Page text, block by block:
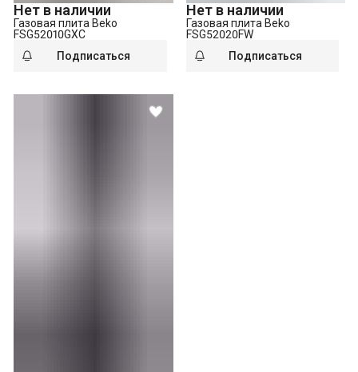
Нет в наличии
Газовая плита Beko
FSG52010GXC
Подписаться
Нет в наличии
Газовая плита Beko
FSG52020FW
Подписаться